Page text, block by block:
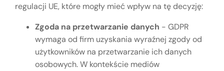
regulacji UE, które mogły mieć wpływ na tę decyzję:
Zgoda na przetwarzanie danych - GDPR
wymaga od firm uzyskania wyraźnej zgody od
użytkowników na przetwarzanie ich danych
osobowych. W kontekście mediów